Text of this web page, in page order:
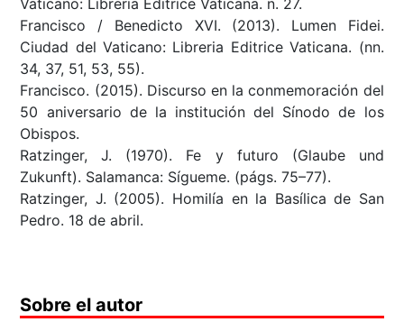
Vaticano: Libreria Editrice Vaticana. n. 27.
Francisco / Benedicto XVI. (2013). Lumen Fidei.
Ciudad del Vaticano: Libreria Editrice Vaticana. (nn.
34, 37, 51, 53, 55).
Francisco. (2015). Discurso en la conmemoración del
50 aniversario de la institución del Sínodo de los
Obispos.
Ratzinger, J. (1970). Fe y futuro (Glaube und
Zukunft). Salamanca: Sígueme. (págs. 75–77).
Ratzinger, J. (2005). Homilía en la Basílica de San
Pedro. 18 de abril.
Sobre el autor